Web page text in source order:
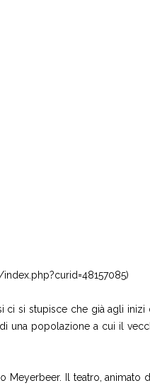
ci si stupisce che già agli
una popolazione a cui il
Meyerbeer. Il teatro, animato